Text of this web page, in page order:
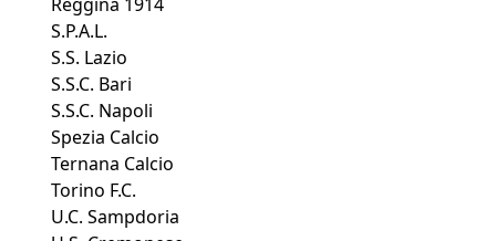
S.P.A.L.
S.S. Lazio
S.S.C. Bari
S.S.C. Napoli
Spezia Calcio
Ternana Calcio
Torino F.C.
U.C. Sampdoria